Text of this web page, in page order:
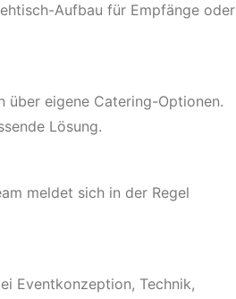
Aufbau für Empfänge oder
eigene Catering-Optionen.
Lösung.
meldet sich in der Regel
Eventkonzeption, Technik,